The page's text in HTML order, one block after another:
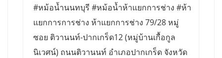
#หม้อน้ำนนทบุรี #หม้อน้ำห้าแยกการช่าง #ห้า
แยกการการช่าง ห้าแยกการช่าง 79/28 หมู่
ซอย ติวานนท์-ปากเกร็ด12 (หมู่บ้านเกื้อกูล
นิเวศน์) ถนนติวานนท์ อำเภอปากเกร็ด จังหวัด